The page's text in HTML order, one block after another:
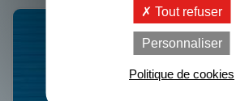
Tout refuser
Personnaliser
Politique de cookies